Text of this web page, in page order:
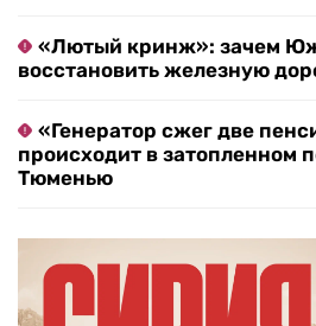
«Лютый кринж»: зачем
восстановить железную
«Генератор сжег две
происходит в затопленном
Тюменью